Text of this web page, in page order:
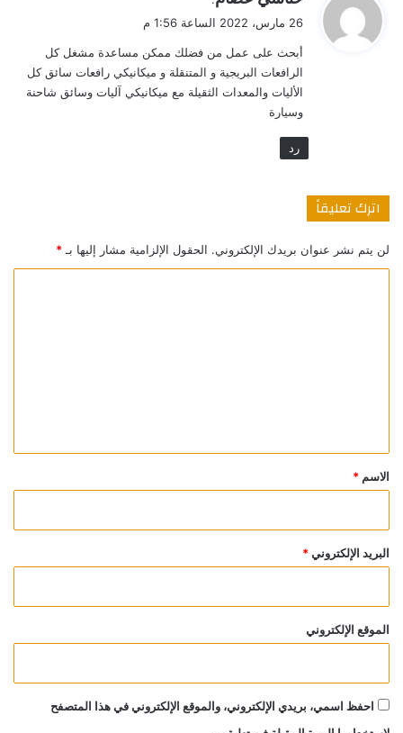
ق
ل
26 مارس، 2022 الساعة 1:56 م
أبحث على عمل من فضلك ممكن مساعدة مشغل كل
الرافعات البريجية و المتنقلة و ميكانيكي رافعات سائق كل
الأليات والمعدات الثقيلة مع ميكانيكي آليات وسائق شاحنة
وسيارة
رد
اترك تعليقاً
لن يتم نشر عنوان بريدك الإلكتروني. الحقول الإلزامية مشار إليها بـ*
*
الاسم *
البريد الإلكتروني*
الموقع الإلكتروني
احفظ اسمي، بريدي الإلكتروني، والموقع الإلكتروني في هذا المتصفح